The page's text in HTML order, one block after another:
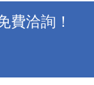
費洽詢！